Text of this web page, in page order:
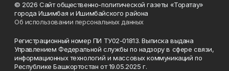
© 2026 Сайт общественно-политической газеты «Торатау»
города Ишимбая и Ишимбайского района
Об использовании персональных данных
Регистрационный номер ПИ ТУ02-01813. Выписка выдана
Управлением Федеральной службы по надзору в сфере связи,
информационных технологий и массовых коммуникаций по
Республике Башкортостан от 19.05.2025 г.